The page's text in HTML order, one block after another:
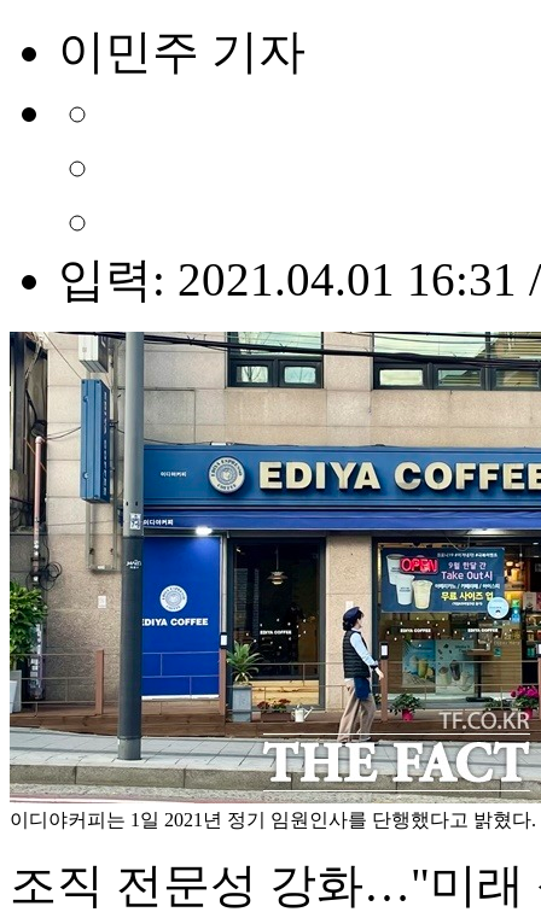
이민주 기자
입력: 2021.04.01 16:31
이디야커피는 1일 2021년 정기 임원인사를 단행했다고 밝혔다
조직 전문성 강화…"미래